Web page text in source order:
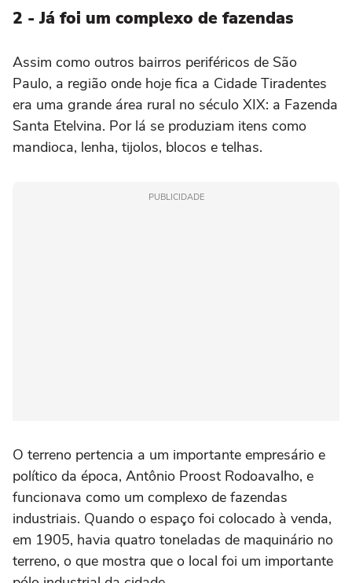
2 - Já foi um complexo de fazendas
Assim como outros bairros periféricos de São
Paulo, a região onde hoje fica a Cidade Tiradentes
era uma grande área rural no século XIX: a Fazenda
Santa Etelvina. Por lá se produziam itens como
mandioca, lenha, tijolos, blocos e telhas.
PUBLICIDADE
O terreno pertencia a um importante empresário e
político da época, Antônio Proost Rodoavalho, e
funcionava como um complexo de fazendas
industriais. Quando o espaço foi colocado à venda,
em 1905, havia quatro toneladas de maquinário no
terreno, o que mostra que o local foi um importante